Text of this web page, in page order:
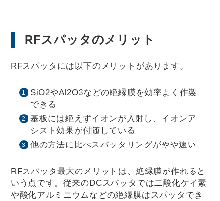
RFスパッタのメリット
RFスパッタには以下のメリットがあります。
SiO2やAl2O3などの絶縁膜を効率よく作製
できる
基板には絶えずイオンが入射し、イオンア
シスト効果が付随している
他の方法に比べスパッタリングがやや速い
RFスパッタ最大のメリットは、絶縁膜が作れると
いう点です。従来のDCスパッタでは二酸化ケイ素
や酸化アルミニウムなどの絶縁膜はスパッタでき